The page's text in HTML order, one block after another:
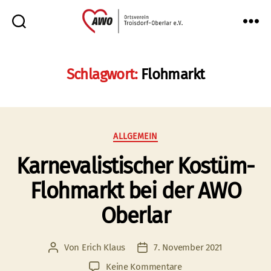
e.V.
Schlagwort: Flohmarkt
Kategorien
ALLGEMEIN
Karnevalistischer Kostüm-
Flohmarkt bei der AWO
Oberlar
Beitragsautor
Von Erich Klaus Veröffentlichungsdatum
7. November 2021
Keine Kommentarezu